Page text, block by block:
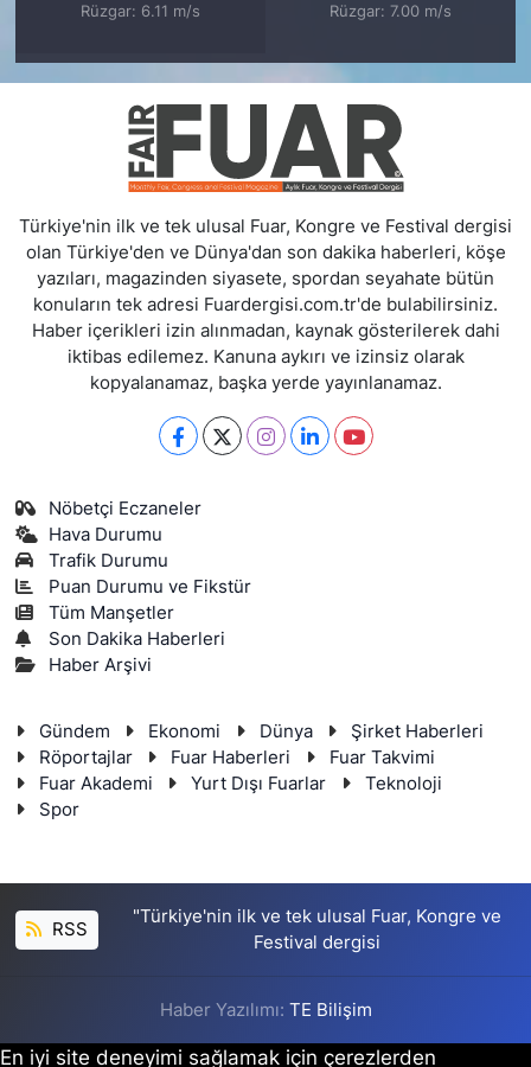
Rüzgar: 6.11 m/s
Rüzgar: 7.00 m/s
Türkiye'nin ilk ve tek ulusal Fuar, Kongre ve Festival dergisi
olan Türkiye'den ve Dünya'dan son dakika haberleri, köşe
yazıları, magazinden siyasete, spordan seyahate bütün
konuların tek adresi Fuardergisi.com.tr'de bulabilirsiniz.
Haber içerikleri izin alınmadan, kaynak gösterilerek dahi
iktibas edilemez. Kanuna aykırı ve izinsiz olarak
kopyalanamaz, başka yerde yayınlanamaz.
Nöbetçi Eczaneler
Hava Durumu
Trafik Durumu
Puan Durumu ve Fikstür
Tüm Manşetler
Son Dakika Haberleri
Haber Arşivi
Gündem Ekonomi Dünya
Şirket Haberleri
Röportajlar
Fuar Haberleri
Fuar Takvimi
Fuar Akademi
Yurt Dışı Fuarlar
Teknoloji
Spor
RSS
"Türkiye'nin ilk ve tek ulusal Fuar, Kongre ve
Festival dergisi
Haber Yazılımı: TE Bilişim
En iyi site deneyimi sağlamak için çerezlerden